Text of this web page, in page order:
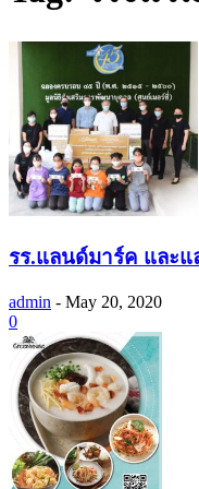
รร.แลนด์มาร์ค และแ
admin - May 20, 2020
0